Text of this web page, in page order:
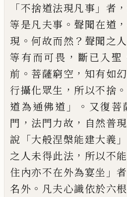
「不捨道法現凡事 」 者 ，
等是凡夫事 。 聲聞在道 ，
現 。何故而然 ？ 聲聞之
等有而可畏 ， 斷已 入聖
前 。 菩薩窮空 ， 知有如幻
行攝化眾生 ， 所以不捨 。
道為通佛道 」。 又復菩
門 ， 法門力故 ， 自然普
說 「大般涅槃能建大義
之人未得此法 ， 所以不能
住內亦不在外為宴坐 」者
名外 。 凡夫心識依於六